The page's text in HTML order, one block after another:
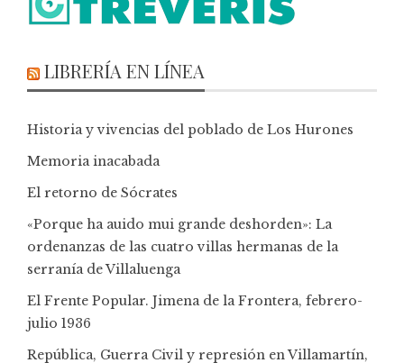
LIBRERÍA EN LÍNEA
Historia y vivencias del poblado de Los Hurones
Memoria inacabada
El retorno de Sócrates
«Porque ha auido mui grande deshorden»: La
ordenanzas de las cuatro villas hermanas de la
serranía de Villaluenga
El Frente Popular. Jimena de la Frontera, febrero-
julio 1936
República, Guerra Civil y represión en Villamartín,